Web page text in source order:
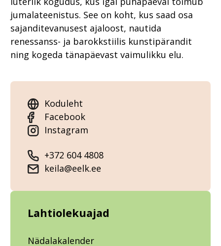
jumalateenistus. See on koht, kus saad osa
sajanditevanusest ajaloost, nautida
renessanss- ja barokkstiilis kunstipärandit
ning kogeda tänapäevast vaimulikku elu.
Koduleht
Facebook
Instagram
+372 604 4808
keila@eelk.ee
Lahtiolekuajad
Nädalakalender